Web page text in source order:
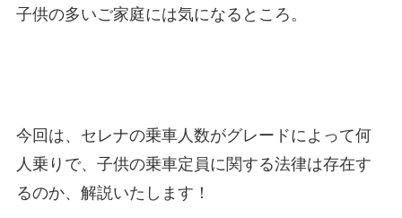
子供の多いご家庭には気になるところ。
今回は、セレナの乗車人数がグレードによって何
人乗りで、子供の乗車定員に関する法律は存在す
るのか、解説いたします！